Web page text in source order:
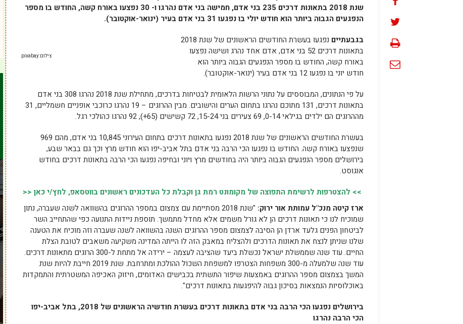
שנת 2018 בתאונות דרכים 235 בני אדם, חמישה בני אדם נהרגו ו- 30 נפצעו באורח קשה, החודש בו מספר
הנפגעים הגבוה ביותר הוא חודש יולי בו נפגעו 31 בני אדם בעיר (ינואר-אוקטובר).
צילום:pixabay
בגבעתיים
נפגעו בעשרת החודשים הראשונים של שנת 2018
בתאונות דרכים 52 בני אדם, אדם אחד נהרג ושישה נפצעו
באורח קשה, החודש בו מספר הנפגעים הגבוה ביותר הוא
חודש יוני בו נפגעו 12 בני אדם בעיר (ינואר-אוקטובר).
על פי הנתונים, המבוססים על נתוני הרשות הלאומית לבטיחות בדרכים, מתחילת שנת 2018 נהרגו 308 בני אדם
בתאונות דרכים, 131 מתוכם נהרגו בתחום הערים והישובים. מבין ההרוגים – 19 נהרגו כרוכבי אופניים חשמליים, 31
מההרוגים הם ילדים בגילאי 0-14, 69 צעירים בני 15-24, 72 קשישים (65+), 92 נהרגו כהולכי רגל.
בעשרת החודשים הראשונים של שנת 2018 נפגעו בתאונות דרכים בתחום העירוני 10,845 בני אדם, מהם 969
שנפצעו באורח קשה. החודש בו נפגעו הכי הרבה בני אדם בתל אביב-יפו הוא חודש מרץ וכך גם בבאר שבע,
בירושלים מספר הנפגעים הגבוה ביותר היה בחודשים מרץ ויוני ובחיפה נפגעו הכי הרבה בתאונות דרכים בחודש
אוגוסט.
>> להצטרפות לרשימת התפוצה של מקומונט רמת גן וקבלת כל העדכונים ראשונים בווטסאפ, לחץ/י כאן <<
ארז קיטה מנכ"ל עמותת אור ירוק:
"שנת 2018 מסתיימת עם צמצום במספר ההרוגים בהשוואה לשנה שעברה, נתון
שמוכיח לנו כי תאונות דרכים הן לא גורל משמים אלא מחדל מתמשך. תוספת ניידות התנועה כפי שהתחייב השר
לביטחון הפנים גלעד ארדן הן הסיבה לצמצום מספר ההרוגים השנה בהשוואה לשנה שעברה וזה מוכיח את הטענה
שלנו שניתן לנצח את תאונות הדרכים ולהצליח במאבק הזה לו הייתה המדינה משקיעה משאבים לטובת הצלת
החיים. עוד שנה שממשלת ישראל נכשלת ביעד שהציבה לעצמה – ירידה אל מתחת ל-300 הרוגים מתאונות דרכים.
עוד שנה שלמעלה מ-300 משפחות הצטרפו למשפחת השכול ההולכת ומתרחבת. שנת 2019 חייבת להיות שנת
המשך בצמצום מספר ההרוגים באמצעות שיפור התשתית בכבישים האדומים, חיזוק האכיפה המשטרתית והתמקדות
באוכלוסיות הנמצאות בסיכון גבוה להיפגעות בתאונות דרכים".
בירושליםנפגעו
הכי הרבה בני אדם בתאונות דרכים בעשרת חודשיה הראשונים של 2018, בתל אביב-יפו
הכי הרבהנהרגו